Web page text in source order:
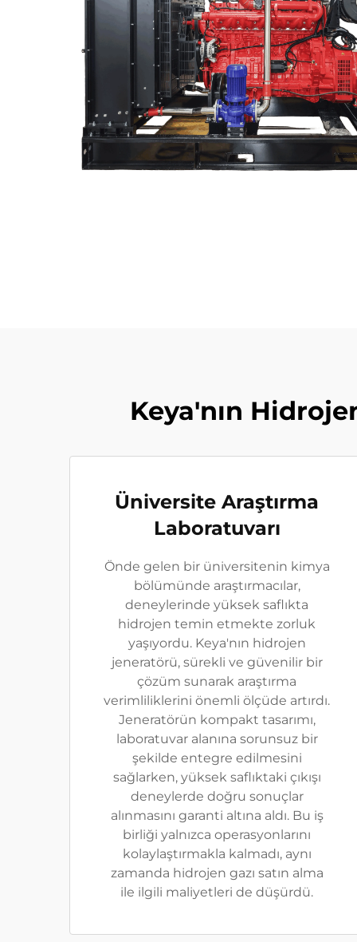
Keya'nın
Üniversite Araştırma
Laboratuvarı
Önde gelen bir üniversitenin kimya
bölümünde araştırmacılar,
deneylerinde yüksek saflıkta
hidrojen temin etmekte zorluk
yaşıyordu. Keya'nın hidrojen
jeneratörü, sürekli ve güvenilir bir
çözüm sunarak araştırma
verimliliklerini önemli ölçüde artırdı.
Jeneratörün kompakt tasarımı,
laboratuvar alanına sorunsuz bir
şekilde entegre edilmesini
sağlarken, yüksek saflıktaki çıkışı
deneylerde doğru sonuçlar
alınmasını garanti altına aldı. Bu iş
birliği yalnızca operasyonlarını
kolaylaştırmakla kalmadı, aynı
zamanda hidrojen gazı satın alma
ile ilgili maliyetleri de düşürdü.